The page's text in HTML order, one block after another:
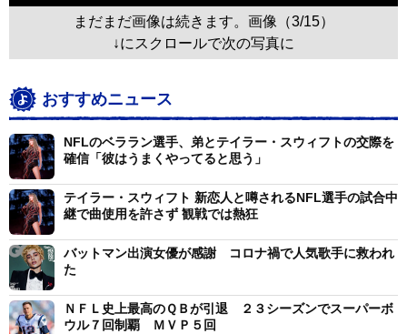
まだまだ画像は続きます。画像（3/15）
↓にスクロールで次の写真に
おすすめニュース
NFLのベララン選手、弟とテイラー・スウィフトの交際を
確信「彼はうまくやってると思う」
テイラー・スウィフト 新恋人と噂されるNFL選手の試合中
継で曲使用を許さず 観戦では熱狂
バットマン出演女優が感謝 コロナ禍で人気歌手に救われ
た
ＮＦＬ史上最高のＱＢが引退 ２３シーズンでスーパーボ
ウル７回制覇 ＭＶＰ５回